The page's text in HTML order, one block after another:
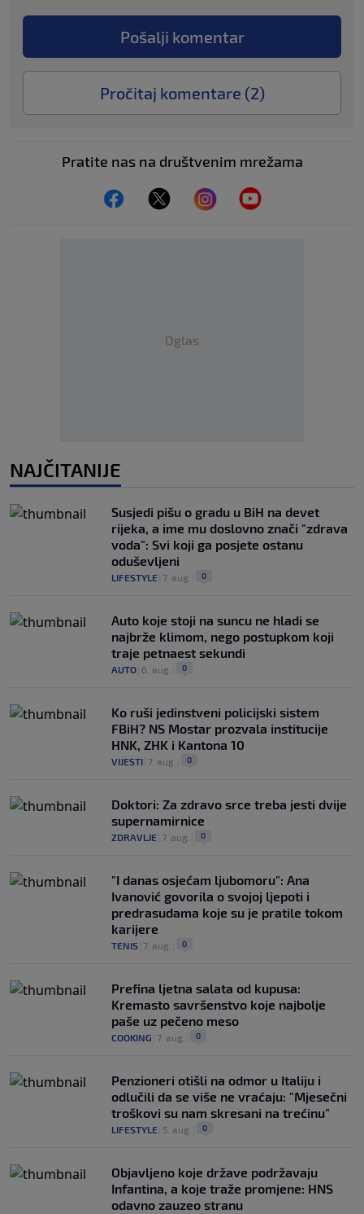
Pošalji komentar
Pročitaj komentare (2)
Pratite nas na društvenim mrežama
Oglas
NAJČITANIJE
Susjedi pišu o gradu u BiH na devet
rijeka, a ime mu doslovno znači "zdrava
voda": Svi koji ga posjete ostanu
oduševljeni
LIFESTYLE 7. aug. 0
Auto koje stoji na suncu ne hladi se
najbrže klimom, nego postupkom koji
traje petnaest sekundi
AUTO 6. aug. 0
Ko ruši jedinstveni policijski sistem
FBiH? NS Mostar prozvala institucije
HNK, ZHK i Kantona 10
VIJESTI 7. aug. 0
Doktori: Za zdravo srce treba jesti dvije
supernamirnice
ZDRAVLJE 7. aug. 0
"I danas osjećam ljubomoru": Ana
Ivanović govorila o svojoj ljepoti i
predrasudama koje su je pratile tokom
karijere
TENIS 7. aug. 0
Prefina ljetna salata od kupusa:
Kremasto savršenstvo koje najbolje
paše uz pečeno meso
COOKING 7. aug. 0
Penzioneri otišli na odmor u Italiju i
odlučili da se više ne vraćaju: "Mjesečni
troškovi su nam skresani na trećinu"
LIFESTYLE 5. aug. 0
Objavljeno koje države podržavaju
Infantina, a koje traže promjene: HNS
odavno zauzeo stranu